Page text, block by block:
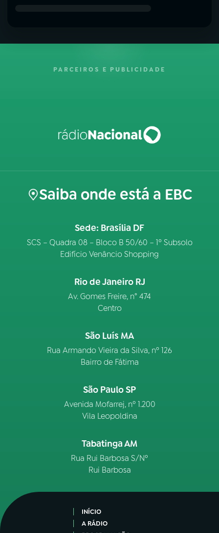
PARCEIROS E PUBLICIDADE
Saiba onde está a EBC
Sede: Brasília DF
SCS – Quadra 08 – Bloco B 50/60 – 1º Subsolo
Edifício Venâncio Shopping
Rio de Janeiro RJ
Av. Gomes Freire, n° 474
Centro
São Luís MA
Rua Armando Vieira da Silva, nº 126
Bairro de Fátima
São Paulo SP
Avenida Mofarrej, nº 1.200
Vila Leopoldina
Tabatinga AM
Rua Rui Barbosa S/Nº
Rui Barbosa
INÍCIO
A RÁDIO